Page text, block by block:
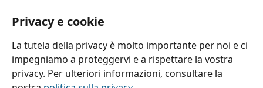
Privacy e cookie
La tutela della privacy è molto importante per noi e ci
impegniamo a proteggervi e a rispettare la vostra
privacy. Per ulteriori informazioni, consultare la